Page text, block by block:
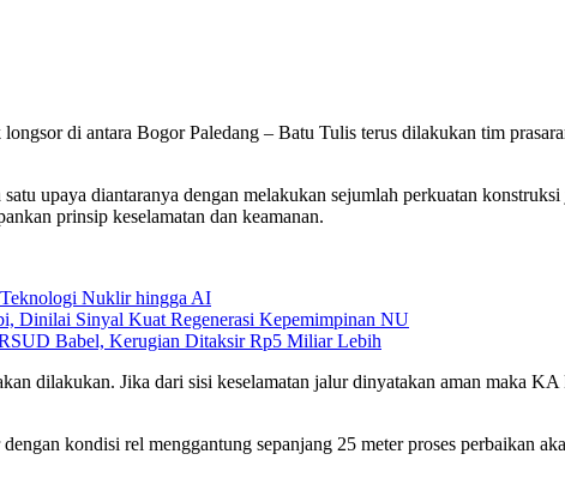
di antara Bogor Paledang – Batu Tulis terus dilakukan tim
upaya diantaranya dengan melakukan sejumlah perkuatan
prinsip keselamatan dan keamanan.
Nuklir hingga AI
Dinilai Sinyal Kuat Regenerasi Kepemimpinan NU
Babel, Kerugian Ditaksir Rp5 Miliar Lebih
dilakukan. Jika dari sisi keselamatan jalur dinyatakan aman maka
kondisi rel menggantung sepanjang 25 meter proses perbaikan